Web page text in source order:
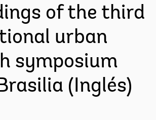
of the third
urban
symposium
(Inglés)